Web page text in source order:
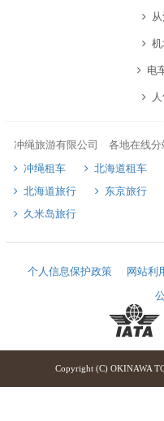
电
冲绳旅游有限公司 各地在线分
冲绳租车
北海道租车
北海道旅行
东京旅行
久米岛旅行
个人信息保护政策 网站利
Copyright (C) OKINAWA